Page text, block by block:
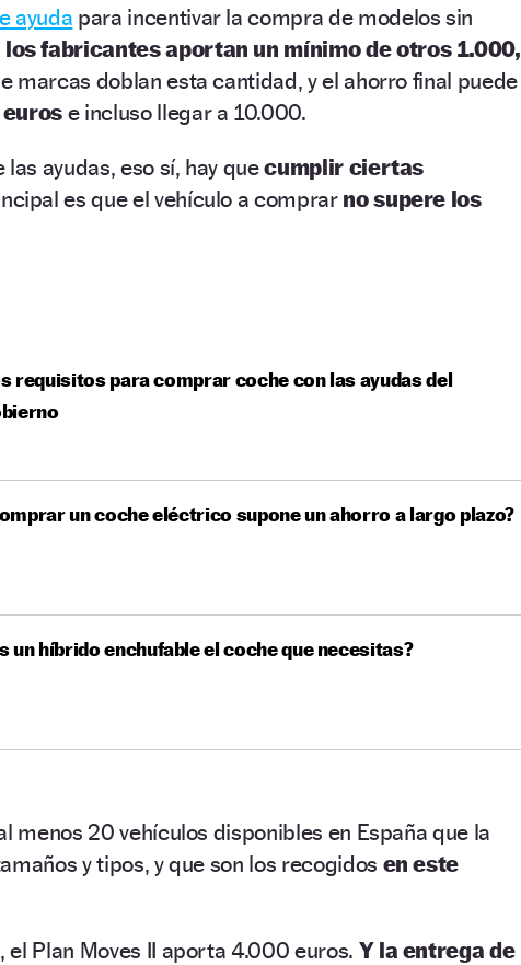
ayuda para incentivar la compra de modelos sin
los fabricantes aportan un mínimo de otros 1.000,
marcas doblan esta cantidad, y el ahorro final puede
e incluso llegar a 10.000.
ayudas, eso sí, hay quecumplir ciertas
es que el vehículo a comprar no supere los
requisitos para comprar coche con las ayudas del
un coche eléctrico supone un ahorro a largo plazo?
un híbrido enchufable el coche que necesitas?
menos 20 vehículos disponibles en España que la
y tipos, y que son los recogidos en este
el Plan Moves II aporta 4.000 euros. Y la entrega de